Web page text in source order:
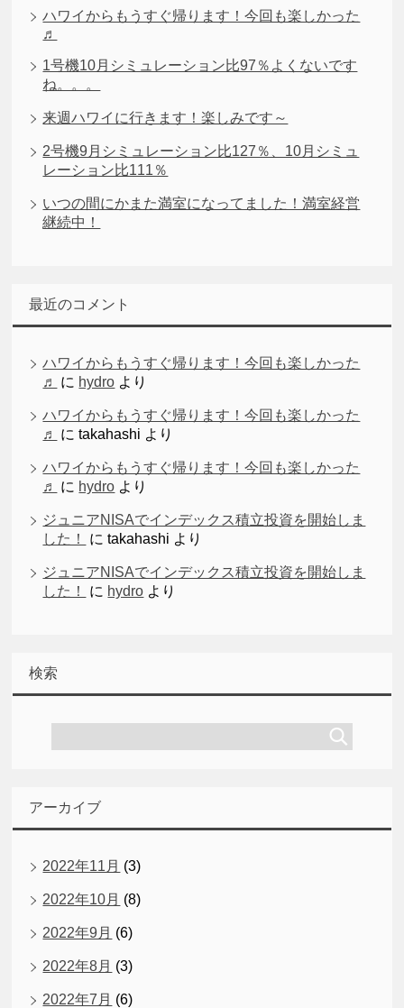
ハワイからもうすぐ帰ります！今回も楽しかった
♬
1号機10月シミュレーション比97％よくないです
ね。。。
来週ハワイに行きます！楽しみです～
2号機9月シミュレーション比127％、10月シミュ
レーション比111％
いつの間にかまた満室になってました！満室経営
継続中！
最近のコメント
ハワイからもうすぐ帰ります！今回も楽しかった
♬
に hydro より
ハワイからもうすぐ帰ります！今回も楽しかった
♬
にtakahashi より
ハワイからもうすぐ帰ります！今回も楽しかった
♬
に hydro より
ジュニアNISAでインデックス積立投資を開始しま
した！
にtakahashi より
ジュニアNISAでインデックス積立投資を開始しま
した！
に hydro より
検索
アーカイブ
2022年11月 (3)
2022年10月 (8)
2022年9月 (6)
2022年8月 (3)
2022年7月 (6)